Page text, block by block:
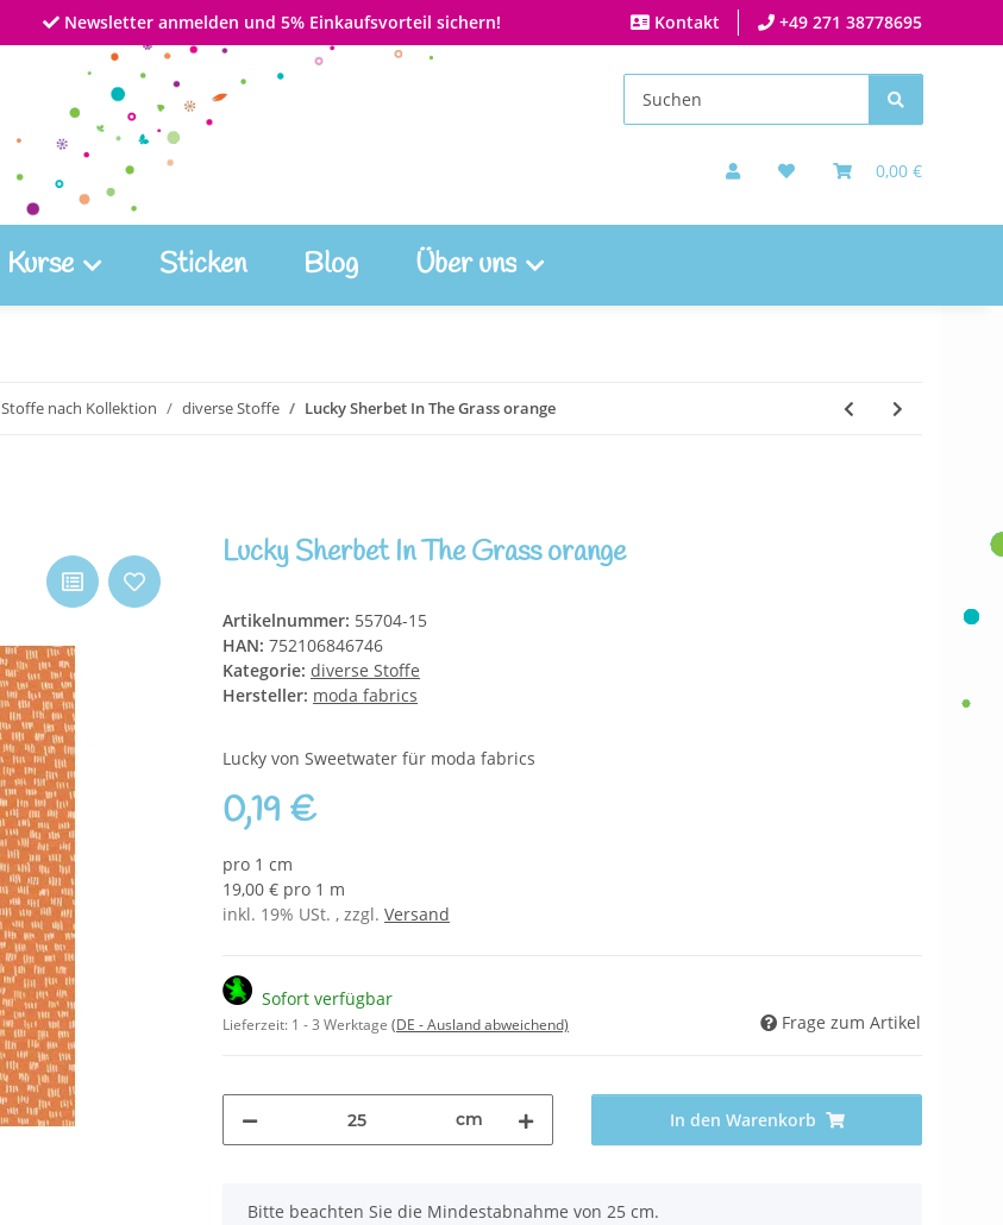
Newsletter anmelden und 5% Einkaufsvorteil sichern! Kontakt +49 271 38778695
0,00 €
Kurse Sticken Blog Über uns
Stoffe nach Kollektion diverse Stoffe Lucky Sherbet In The Grass orange
Lucky Sherbet In The Grass orange
Artikelnummer: 55704-15
HAN: 752106846746
Kategorie: diverse Stoffe
Hersteller: moda fabrics
Lucky von Sweetwater für moda fabrics
0,19 €
pro 1 cm
19,00 € pro 1 m
inkl. 19% USt. , zzgl. Versand
Sofort verfügbar
Lieferzeit: 1 - 3 Werktage (DE - Ausland abweichend) Frage zum Artikel
cm In den Warenkorb
x
Bitte beachten Sie die Mindestabnahme von 25 cm.